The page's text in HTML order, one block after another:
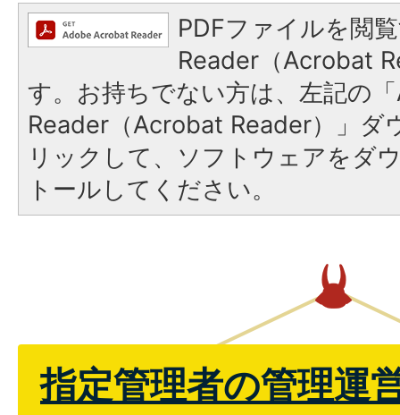
PDFファイルを閲
Reader（Acrobat
す。お持ちでない方は、左記の
Reader（Acrobat Reader）」ダ
リックして、ソフトウェアをダ
トールしてください。
指定管理者の管理運